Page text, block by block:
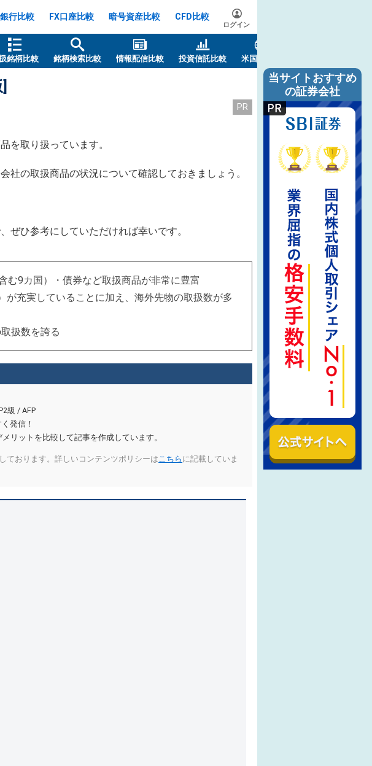
行比較 FX口座比較 暗号資産比較 CFD比較
ログイン
銘柄比較 銘柄検索比較 情報配信比較 投資信託比較 米国株比較
PR
を取り扱っています。
の取扱商品の状況について確認しておきましょう。
ぜひ参考にしていただければ幸いです。
む9カ国）・債券など取扱商品が非常に豊富
が充実していることに加え、海外先物の取扱数が多
扱数を誇る
級 / AFP
発信！
リットを比較して記事を作成しています。
ております。詳しいコンテンツポリシーは こちら に記載していま
当サイトおすすめ
の証券会社